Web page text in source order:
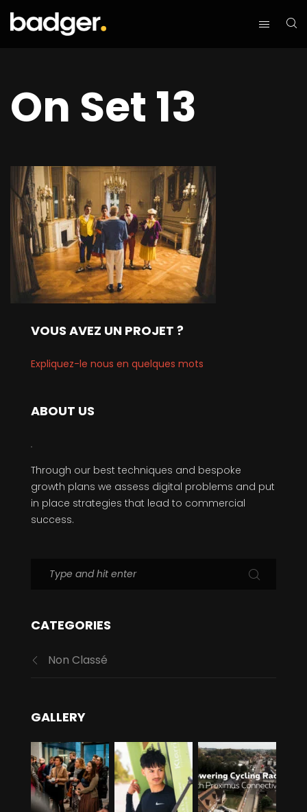
On Set 13
VOUS AVEZ UN PROJET ?
Expliquez-le nous en quelques mots
ABOUT US
Through our best techniques and bespoke
growth plans we assess digital problems and put
in place strategies that lead to commercial
success.
CATEGORIES
Non Classé
GALLERY